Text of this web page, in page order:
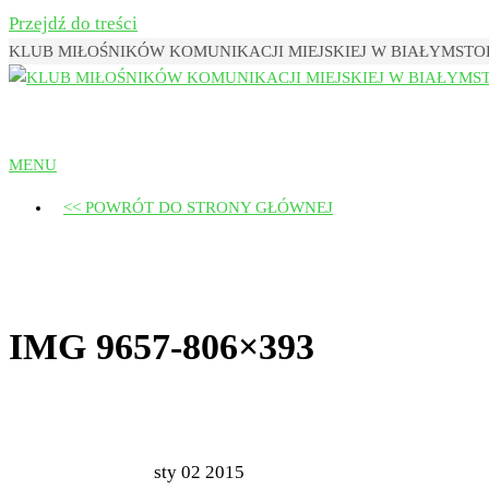
Przejdź do treści
KLUB MIŁOŚNIKÓW KOMUNIKACJI MIEJSKIEJ W
MENU
<< POWRÓT DO STRONY GŁÓWNEJ
IMG 9657-806×393
sty 02 2015